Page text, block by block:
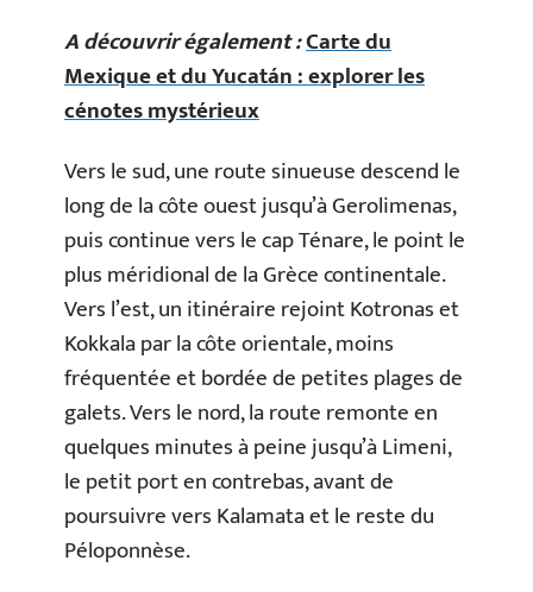
A découvrir également :Carte du
Mexique et du Yucatán : explorer les
cénotes mystérieux
Vers le sud, une route sinueuse descend le
long de la côte ouest jusqu’à Gerolimenas,
puis continue vers le cap Ténare, le point le
plus méridional de la Grèce continentale.
Vers l’est, un itinéraire rejoint Kotronas et
Kokkala par la côte orientale, moins
fréquentée et bordée de petites plages de
galets. Vers le nord, la route remonte en
quelques minutes à peine jusqu’à Limeni,
le petit port en contrebas, avant de
poursuivre vers Kalamata et le reste du
Péloponnèse.